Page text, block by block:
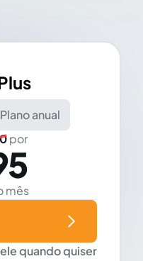
Plano anual
por
mês
quando quiser